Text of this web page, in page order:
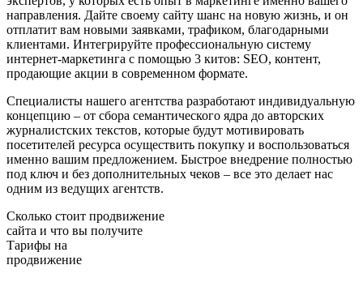
направления. Дайте своему сайту шанс на новую жизнь, и он
отплатит вам новыми заявками, трафиком, благодарными
клиентами. Интегрируйте профессиональную систему
интернет-маркетинга с помощью 3 китов: SEO, контент,
продающие акции в современном формате.
Специалисты нашего агентства разработают индивидуальную
концепцию – от сбора семантического ядра до авторских
журналистских текстов, которые будут мотивировать
посетителей ресурса осуществить покупку и воспользоваться
именно вашим предложением. Быстрое внедрение полностью
под ключ и без дополнительных чеков – все это делает нас
одним из ведущих агентств.
Сколько стоит продвижение
сайта и что вы получите
Тарифы на
продвижение